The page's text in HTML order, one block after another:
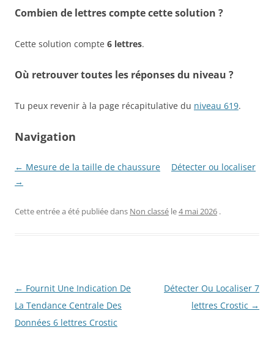
Combien de lettres compte cette solution ?
Cette solution compte 6 lettres.
Où retrouver toutes les réponses du niveau ?
Tu peux revenir à la page récapitulative du niveau 619.
Navigation
← Mesure de la taille de chaussure
Détecter ou localiser
→
Cette entrée a été publiée dans Non classé le4 mai 2026 .
Navigation
des
articles
← Fournit Une Indication De
La Tendance Centrale Des
Données 6 lettres Crostic
Détecter Ou Localiser 7
lettres Crostic →